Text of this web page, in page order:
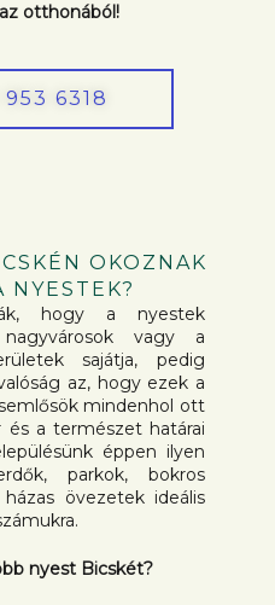
otthonából!
6318
OKOZNAK
NYESTEK?
hogy a nyestek
vagy a
sajátja, pedig
az, hogy ezek a
mindenhol ott
és a természet határai
éppen ilyen
parkok, bokros
övezetek ideális
nyest Bicskét?